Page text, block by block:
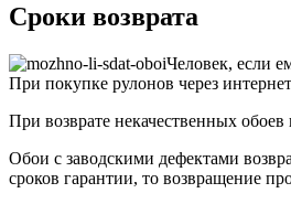
Сроки возврата
Человек, если
При покупке рулонов через
При возврате некачественных
Обои с заводскими дефектами
сроков гарантии, то возвращение